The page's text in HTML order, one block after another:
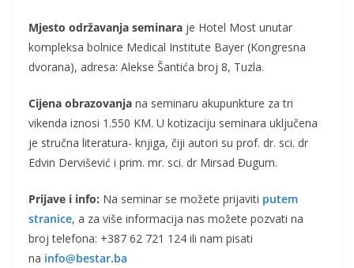
Mjesto održavanja seminara je Hotel Most unutar
kompleksa bolnice Medical Institute Bayer (Kongresna
dvorana), adresa: Alekse Šantića broj 8, Tuzla.
Cijena obrazovanja na seminaru akupunkture za tri
vikenda iznosi 1.550 KM. U kotizaciju seminara uključena
je stručna literatura- knjiga, čiji autori su prof. dr. sci. dr
Edvin Dervišević i prim. mr. sci. dr Mirsad Đugum.
Prijave i info: Na seminar se možete prijaviti putem
stranice, a za više informacija nas možete pozvati na
broj telefona: +387 62 721 124 ili nam pisati
na info@bestar.ba